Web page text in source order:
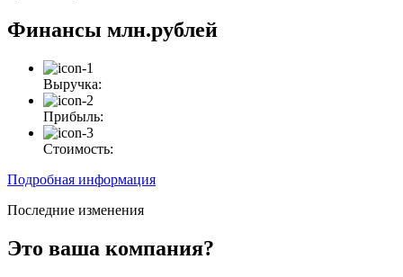
Финансы млн.рублей
Выручка:
Прибыль:
Стоимость:
Подробная информация
Последние изменения
Это ваша компания?